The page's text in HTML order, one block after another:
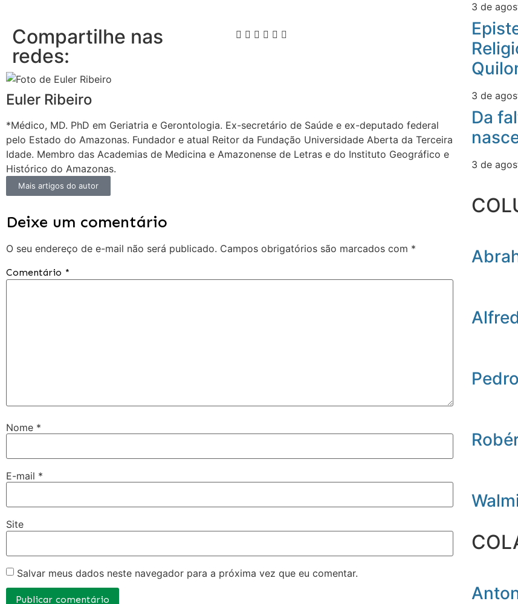
Compartilhe nas
redes:
Euler Ribeiro
*Médico, MD. PhD em Geriatria e Gerontologia. Ex-secretário de Saúde e ex-deputado federal
pelo Estado do Amazonas. Fundador e atual Reitor da Fundação Universidade Aberta da Terceira
Idade. Membro das Academias de Medicina e Amazonense de Letras e do Instituto Geográfico e
Histórico do Amazonas.
Mais artigos do autor
Deixe um comentário
O seu endereço de e-mail não será publicado. Campos obrigatórios são marcados com *
Comentário *
Nome *
E-mail *
Site
Salvar meus dados neste navegador para a próxima vez que eu comentar.
3 de
3 de
Da
3 de